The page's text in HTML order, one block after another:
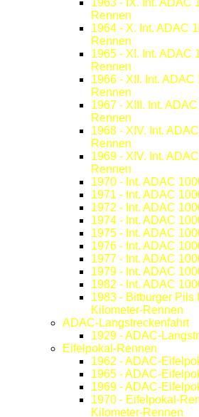
Rennen
1964 - X. Int. ADAC
Rennen
1965 - XI. Int. ADAC
Rennen
1966 - XII. Int.
Rennen
1967 - XIII. Int.
Rennen
1968 - XIV. Int.
Rennen
1969 - XIV. Int.
Rennen
1970 - Int. ADAC
1971 - Int. ADAC
1972 - Int. ADAC
1974 - Int. ADAC
1975 - Int. ADAC
1976 - Int. ADAC
1977 - Int. ADAC
1979 - Int. ADAC
1982 - Int. ADAC
1983 - Bitburger Pils
Kilometer-Rennen
ADAC-Langstreckenfahrt
1929 - ADAC-
Eifelpokal-Rennen
1962 - ADAC-
1965 - ADAC-
1969 - ADAC-
1970 - Eifelpokal-
Kilometer-Rennen